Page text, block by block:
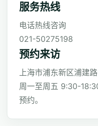
服务热线
电话热线咨询
021-50275198
预约来访
上海市浦东新区浦建
周一至周五 9:30-
预约。